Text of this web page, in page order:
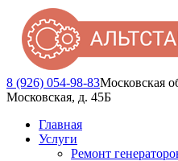
8 (926) 054-98-83Московская
Московская, д. 45Б
Главная
Услуги
Ремонт